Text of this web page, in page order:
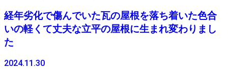
経年劣化で傷んでいた瓦の屋根を落ち着いた色合
いの軽くて丈夫な立平の屋根に生まれ変わりまし
た
2024.11.30